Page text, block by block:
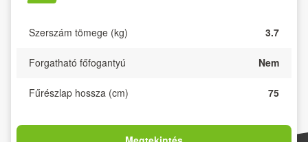
Szerszám tömege (kg) 3.7
Forgatható főfogantyú Nem
Fűrészlap hossza (cm) 75